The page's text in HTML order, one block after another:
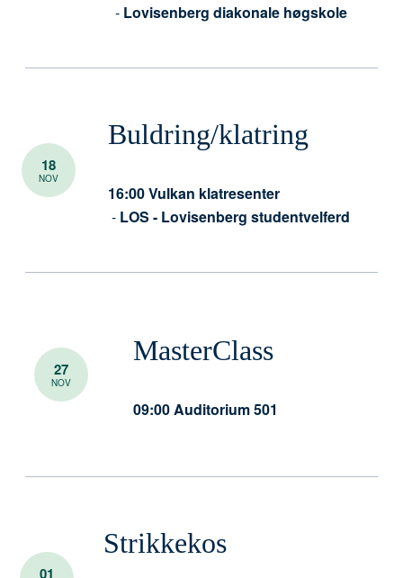
- Lovisenberg diakonale høgskole
18
NOV
Buldring/klatring
16:00Vulkan klatresenter
- LOS - Lovisenberg studentvelferd
27
NOV
MasterClass
09:00Auditorium 501
01
Strikkekos